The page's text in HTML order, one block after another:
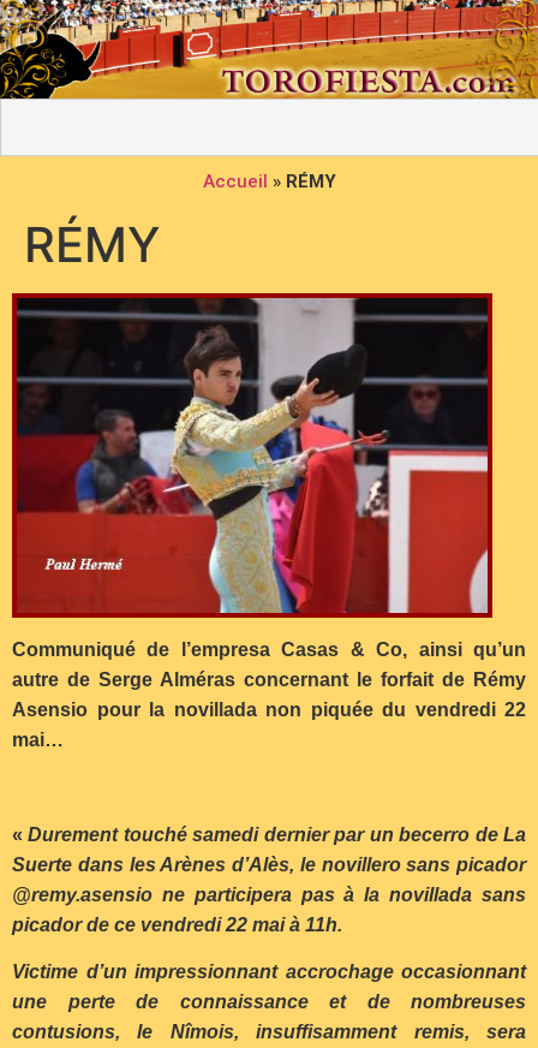
Accueil » RÉMY
RÉMY
Communiqué de l’empresa Casas & Co, ainsi qu’un
autre de Serge Alméras concernant le forfait de Rémy
Asensio pour la novillada non piquée du vendredi 22
mai…
«Durement touché samedi dernier par un becerro de La
Suerte dans les Arènes d’Alès, le novillero sans picador
@remy.asensio ne participera pas à la novillada sans
picador de ce vendredi 22 mai à 11h.
Victime d’un impressionnant accrochage occasionnant
une perte de connaissance et de nombreuses
contusions, le Nîmois, insuffisamment remis, sera